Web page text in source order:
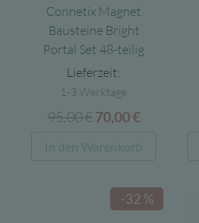
Connetix Magnet
Bausteine Bright
Portal Set 48-teilig
Lieferzeit:
1-3 Werktage
95,00€ Ursprünglicher
Preis
war:
70,00€Aktueller
Preis
ist:
In den Warenkorb
-32 %